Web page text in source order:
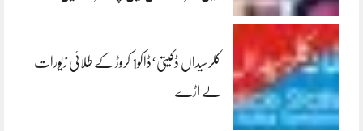
کلرسیداں ڈکیتی‘ڈاکو1 کروڑ کے طلائی زیورات
لے اڑے